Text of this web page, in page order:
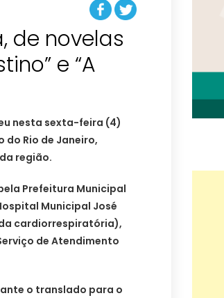
de novelas
e “A
nesta sexta-feira (4)
Rio de Janeiro,
região.
Prefeitura Municipal
Municipal José
cardiorrespiratória),
de Atendimento
o translado para o